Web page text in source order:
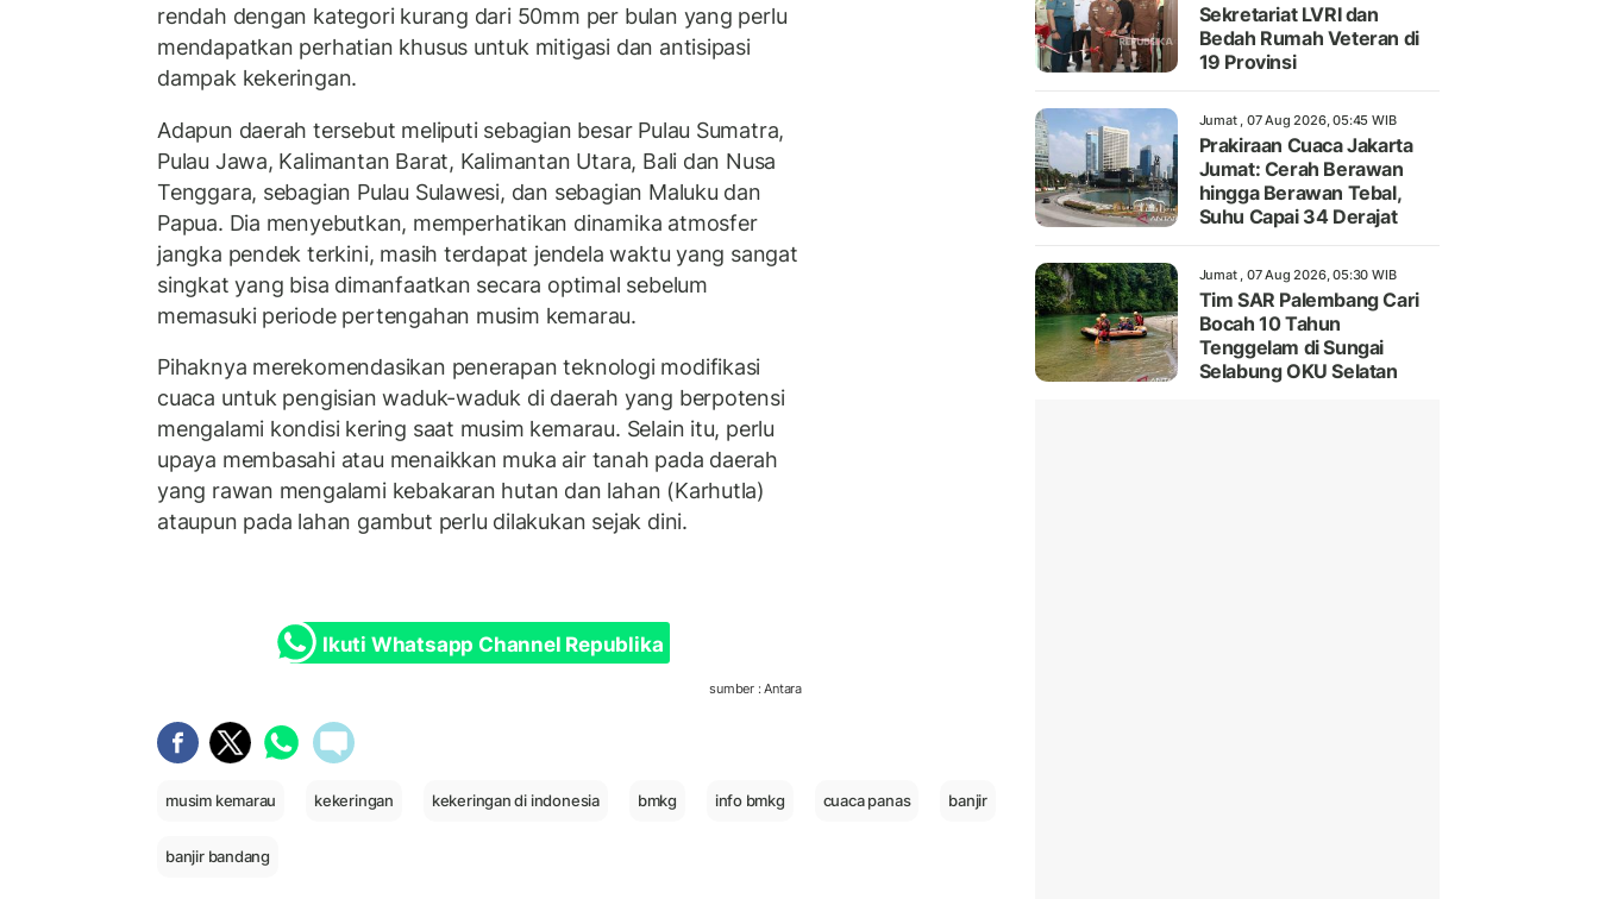
rendah dengan kategori kurang dari 50mm per bulan yang perlu
mendapatkan perhatian khusus untuk mitigasi dan antisipasi
dampak kekeringan.
Adapun daerah tersebut meliputi sebagian besar Pulau Sumatra,
Pulau Jawa, Kalimantan Barat, Kalimantan Utara, Bali dan Nusa
Tenggara, sebagian Pulau Sulawesi, dan sebagian Maluku dan
Papua. Dia menyebutkan, memperhatikan dinamika atmosfer
jangka pendek terkini, masih terdapat jendela waktu yang sangat
singkat yang bisa dimanfaatkan secara optimal sebelum
memasuki periode pertengahan musim kemarau.
Pihaknya merekomendasikan penerapan teknologi modifikasi
cuaca untuk pengisian waduk-waduk di daerah yang berpotensi
mengalami kondisi kering saat musim kemarau. Selain itu, perlu
upaya membasahi atau menaikkan muka air tanah pada daerah
yang rawan mengalami kebakaran hutan dan lahan (Karhutla)
ataupun pada lahan gambut perlu dilakukan sejak dini.
Ikuti Whatsapp Channel Republika
sumber : Antara
musim kemarau kekeringan kekeringan di indonesia bmkg info bmkg cuaca panas banjir
banjir bandang
Sekretariat LVRI dan
Bedah Rumah Veteran di
19 Provinsi
Jumat , 07 Aug 2026, 05:45 WIB
Prakiraan Cuaca Jakarta
Jumat: Cerah Berawan
hingga Berawan Tebal,
Suhu Capai 34 Derajat
Jumat , 07 Aug 2026, 05:30 WIB
Tim SAR Palembang Cari
Bocah 10 Tahun
Tenggelam di Sungai
Selabung OKU Selatan